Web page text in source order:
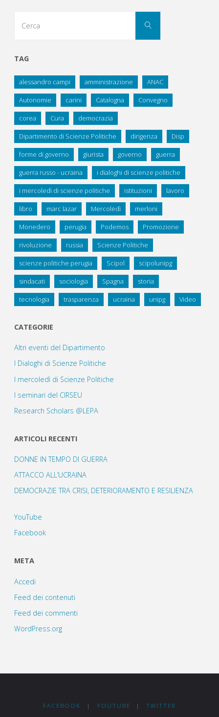
Cerca
TAG
alessandro campi amministrazione ANAC
Autonomie carini Catalogna Convegno
corea Cura democrazia
Dipartimento di Scienze Politiche dirigenza Disp
forme di governo giurista governo guerra
guerra russo - ucraina i dialoghi di scienze politiche
i mercoledì di scienze politiche istituzioni lavoro
libro marc lazar Mercoledì merloni
Monedero perugia Podemos Promozione
rivoluzione russia Scienze Politiche
scienze politiche perugia Scipol scipolunipg
sindacati sociologia Spagna storia
tecnologia trasparenza ucraina unipg Video
CATEGORIE
Altri eventi del Dipartimento
I Dialoghi di Scienze Politiche
I mercoledì di Scienze Politiche
I seminari del CIRSEU
Research Scholars @LEPA
ARTICOLI RECENTI
DONNE IN TEMPO DI GUERRA
ATTACCO ALL’UCRAINA
DEMOCRAZIE TRA CRISI, DETERIORAMENTO E RESILIENZA
YouTube
Facebook
META
Accedi
Feed dei contenuti
Feed dei commenti
WordPress.org
FACEBOOK | YOUTUBE | TWITTER